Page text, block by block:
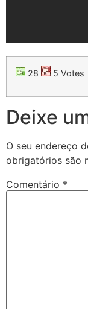
28 5 Votes
Deixe
O seu endereço
obrigatórios são
Comentário *